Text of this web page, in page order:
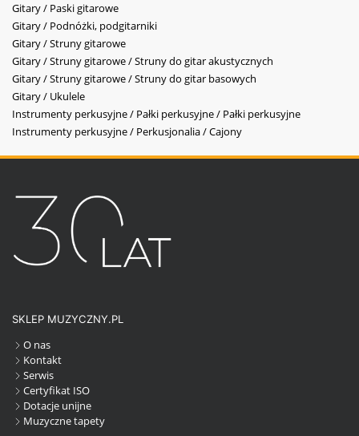
Gitary / Paski gitarowe
Gitary / Podnóżki, podgitarniki
Gitary / Struny gitarowe
Gitary / Struny gitarowe / Struny do gitar akustycznych
Gitary / Struny gitarowe / Struny do gitar basowych
Gitary / Ukulele
Instrumenty perkusyjne / Pałki perkusyjne / Pałki perkusyjne
Instrumenty perkusyjne / Perkusjonalia / Cajony
SKLEP MUZYCZNY.PL
O nas
Kontakt
Serwis
Certyfikat ISO
Dotacje unijne
Muzyczne tapety